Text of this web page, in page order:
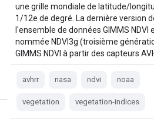
une grille mondiale de latitude/
1/12e de degré. La dernière version
l'ensemble de données GIMMS NDVI
nommée NDVI3g (troisième
GIMMS NDVI à partir des capteurs
avhrr nasa ndvi noaa
vegetation vegetation-indices